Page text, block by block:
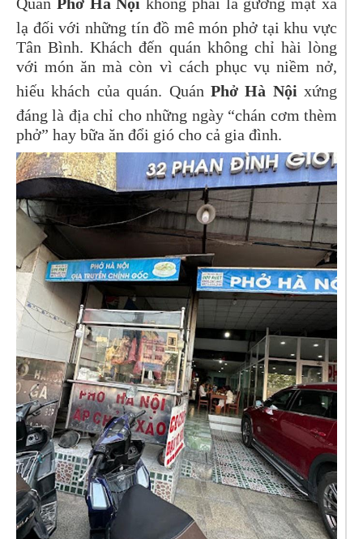
lạ đối với những tín đồ mê món phở tại khu vực
Tân Bình. Khách đến quán không chỉ hài lòng
với món ăn mà còn vì cách phục vụ niềm nở,
hiếu khách của quán. Quán Phở Hà Nội xứng
đáng là địa chỉ cho những ngày “chán cơm thèm
phở” hay bữa ăn đổi gió cho cả gia đình.